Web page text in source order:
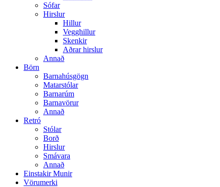
Sófar
Hirslur
Hillur
Vegghillur
Skenkir
Aðrar hirslur
Annað
Börn
Barnahúsgögn
Matarstólar
Barnarúm
Barnavörur
Annað
Retró
Stólar
Borð
Hirslur
Smávara
Annað
Einstakir Munir
Vörumerki